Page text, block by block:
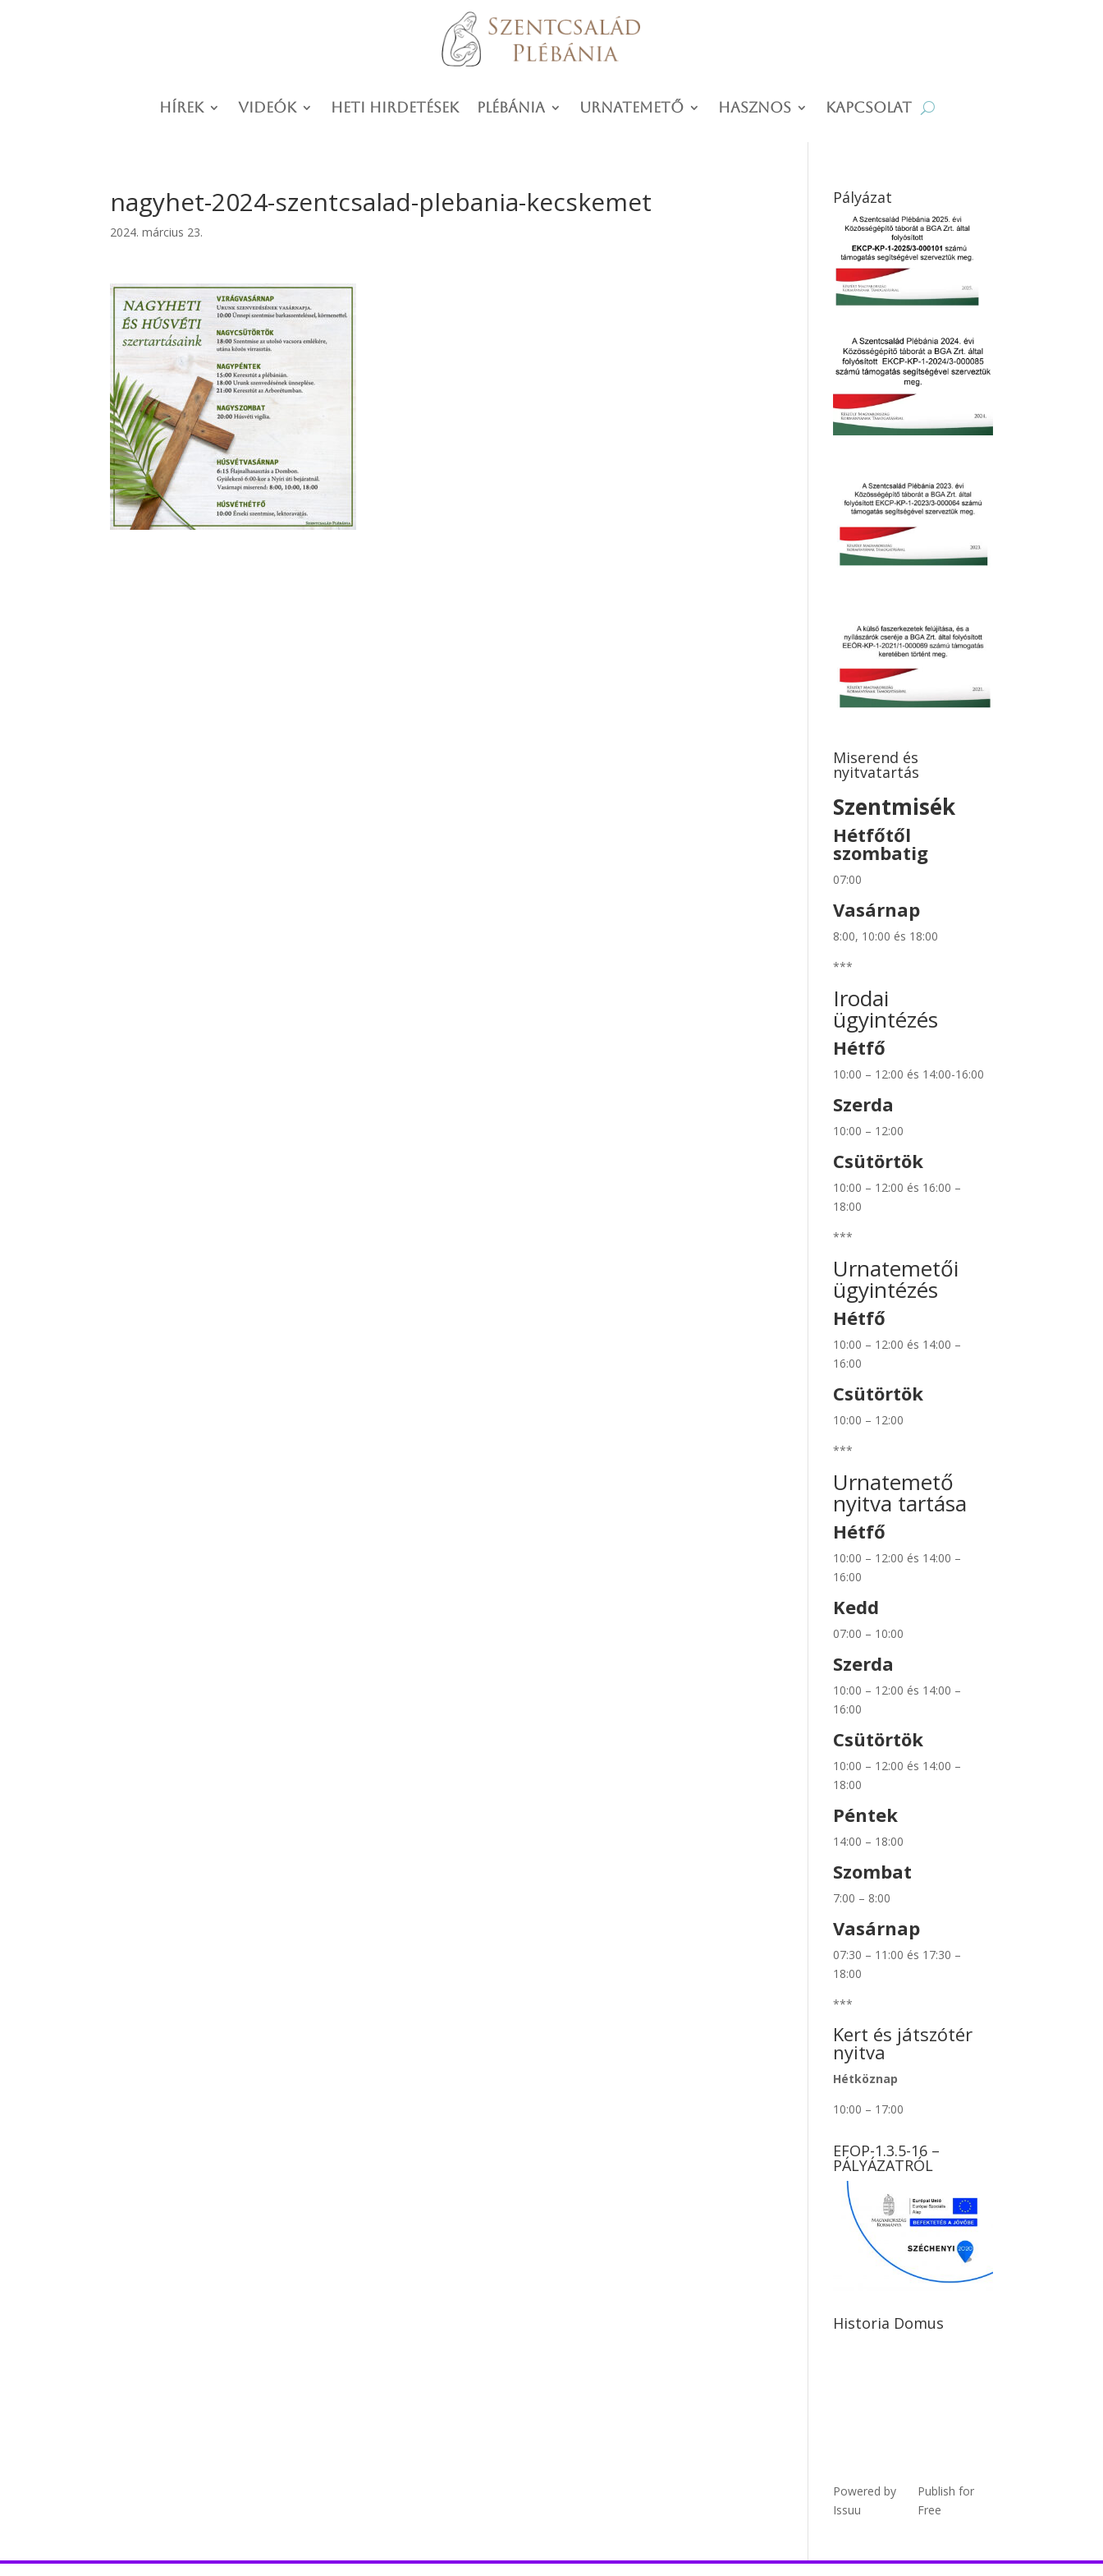
Hírek Videók Heti hirdetések Plébánia Urnatemető Hasznos Kapcsolat
nagyhet-2024-szentcsalad-plebania-kecskemet
2024. március 23.
Pályázat
Miserend és
nyitvatartás
Szentmisék
Hétfőtől
szombatig
07:00
Vasárnap
8:00, 10:00 és 18:00
***
Irodai
ügyintézés
Hétfő
10:00 – 12:00 és 14:00-16:00
Szerda
10:00 – 12:00
Csütörtök
10:00 – 12:00 és 16:00 –
18:00
***
Urnatemetői
ügyintézés
Hétfő
10:00 – 12:00 és 14:00 –
16:00
Csütörtök
10:00 – 12:00
***
Urnatemető
nyitva tartása
Hétfő
10:00 – 12:00 és 14:00 –
16:00
Kedd
07:00 – 10:00
Szerda
10:00 – 12:00 és 14:00 –
16:00
Csütörtök
10:00 – 12:00 és 14:00 –
18:00
Péntek
14:00 – 18:00
Szombat
7:00 – 8:00
Vasárnap
07:30 – 11:00 és 17:30 –
18:00
***
Kert és játszótér
nyitva
Hétköznap
10:00 – 17:00
EFOP-1.3.5-16 –
PÁLYÁZATRÓL
Historia Domus
Powered by
Issuu
Publish for
Free